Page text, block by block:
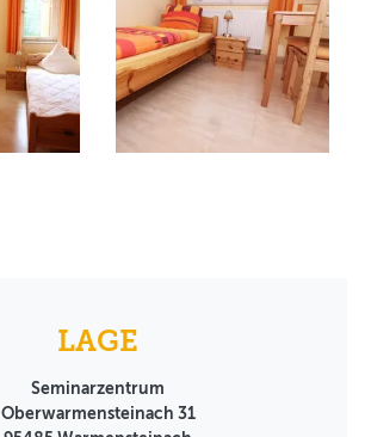
LAGE
Seminarzentrum
Oberwarmensteinach 31